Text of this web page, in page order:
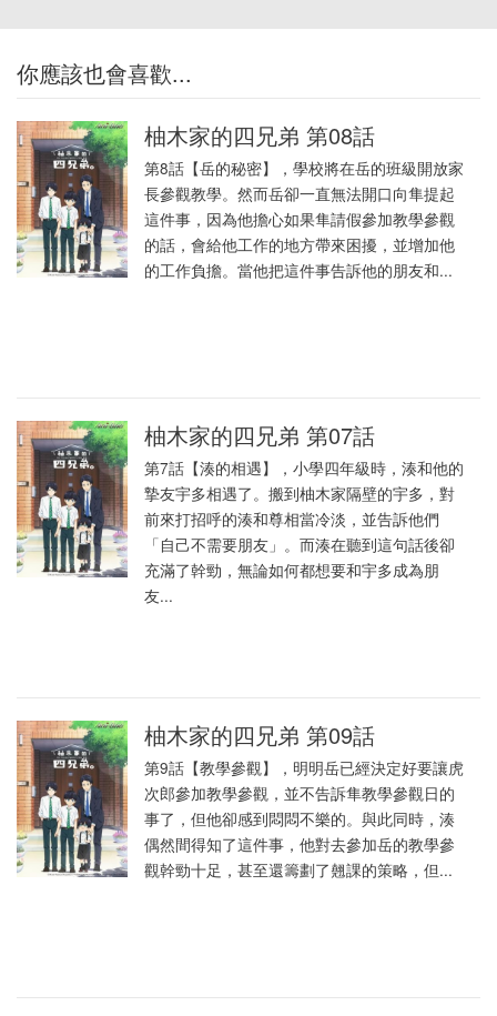
你應該也會喜歡...
柚木家的四兄弟 第08話
第8話【岳的秘密】，學校將在岳的班級開放家
長參觀教學。然而岳卻一直無法開口向隼提起
這件事，因為他擔心如果隼請假參加教學參觀
的話，會給他工作的地方帶來困擾，並增加他
的工作負擔。當他把這件事告訴他的朋友和...
柚木家的四兄弟 第07話
第7話【湊的相遇】，小學四年級時，湊和他的
摯友宇多相遇了。搬到柚木家隔壁的宇多，對
前來打招呼的湊和尊相當冷淡，並告訴他們
「自己不需要朋友」。而湊在聽到這句話後卻
充滿了幹勁，無論如何都想要和宇多成為朋
友...
柚木家的四兄弟 第09話
第9話【教學參觀】，明明岳已經決定好要讓虎
次郎參加教學參觀，並不告訴隼教學參觀日的
事了，但他卻感到悶悶不樂的。與此同時，湊
偶然間得知了這件事，他對去參加岳的教學參
觀幹勁十足，甚至還籌劃了翹課的策略，但...